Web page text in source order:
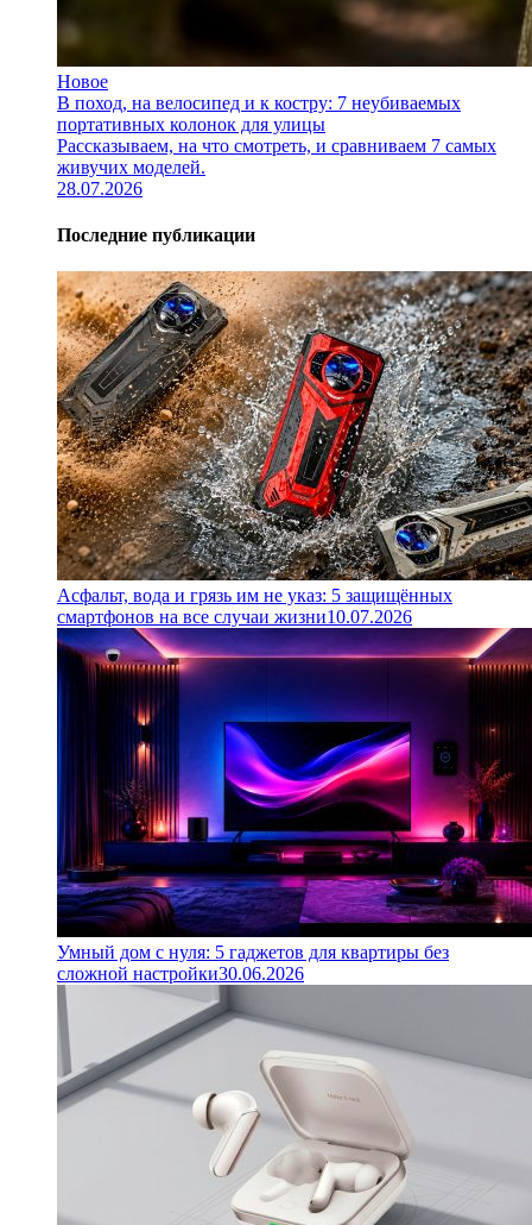
Новое
В поход, на велосипед и к костру: 7 неубиваемых
портативных колонок для улицы
Рассказываем, на что смотреть, и сравниваем 7 самых
живучих моделей.
28.07.2026
Последние публикации
Асфальт, вода и грязь им не указ: 5 защищённых
смартфонов на все случаи жизни10.07.2026
Умный дом с нуля: 5 гаджетов для квартиры без
сложной настройки30.06.2026